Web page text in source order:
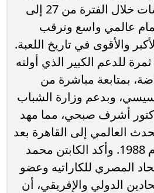
كاملة. وتقام المنافسات خلال الفترة من 27 إلى
عالمي واسع وترقب
والأقوى في تاريخ اللعبة.
للدعم الكبير الذي أولته
بمتابعة مباشرة من
وبدعم وزارة الشباب
أشرف صبحي، مما مهد
العالمي إلى القاهرة بعد
آخر استضافة في عام 1988. وأكد الكابتن محمد
المصري للكاراتيه وعضو
الدولي والإفريقي، أن